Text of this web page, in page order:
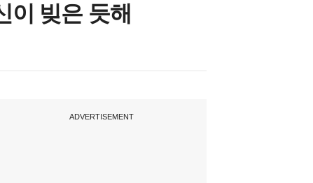
이 빚은 듯해
ADVERTISEMENT